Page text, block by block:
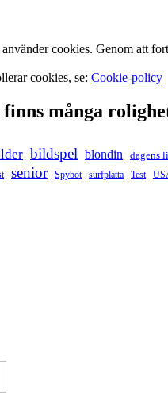
cookies. Genom att
cookies, se: Cookie-policy
många
bildspel blondin dagens
senior Spybot surfplatta Test